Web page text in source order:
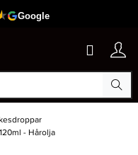
- Hårolja